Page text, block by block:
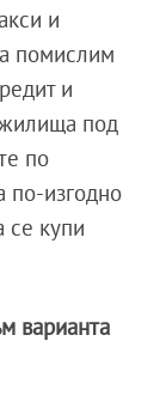
и
помислим
и
под
по
по-изгодно
се купи
варианта